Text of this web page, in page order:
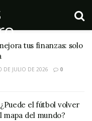
tus finanzas: solo
DE JULIO DE 2026 0
el fútbol volver
mapa del mundo?